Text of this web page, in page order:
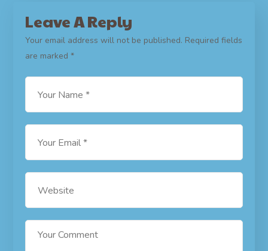
Leave A Reply
Your email address will not be published. Required fields
are marked*